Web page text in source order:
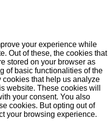
your experience while
Out of these, the cookies that
stored on your browser as
of basic functionalities of the
that help us analyze
website. These cookies will
your consent. You also
cookies. But opting out of
your browsing experience.